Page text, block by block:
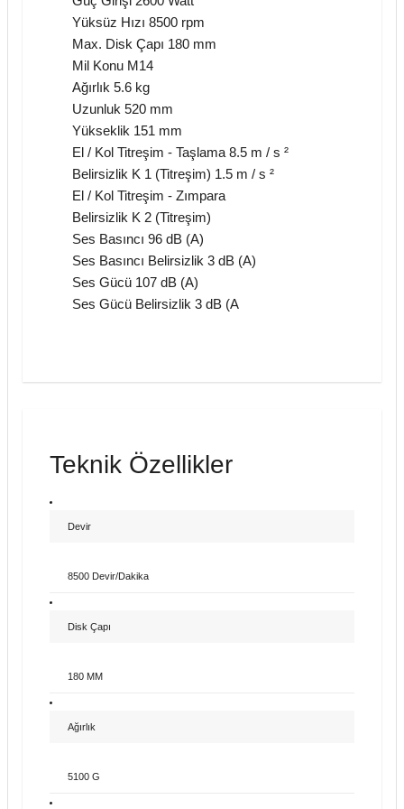
Yüksüz Hızı 8500 rpm
Max. Disk Çapı 180 mm
Mil Konu M14
Ağırlık 5.6 kg
Uzunluk 520 mm
Yükseklik 151 mm
El / Kol Titreşim - Taşlama 8.5 m / s ²
Belirsizlik K 1 (Titreşim) 1.5 m / s ²
El / Kol Titreşim - Zımpara
Belirsizlik K 2 (Titreşim)
Ses Basıncı 96 dB (A)
Ses Basıncı Belirsizlik 3 dB (A)
Ses Gücü 107 dB (A)
Ses Gücü Belirsizlik 3 dB (A
Teknik Özellikler
Devir
8500 Devir/Dakika
Disk Çapı
180 MM
Ağırlık
5100 G